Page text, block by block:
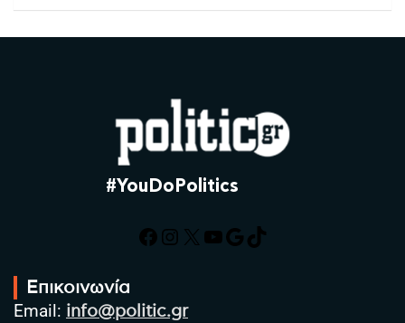
#YouDoPolitics
Facebook
Instagram
X YouTube
Google
TikTok
Επικοινωνία
Email: info@politic.gr